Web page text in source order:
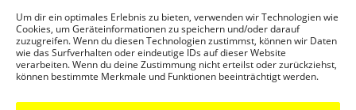
Um dir ein optimales Erlebnis zu bieten, verwenden wir Technologien wie
Cookies, um Geräteinformationen zu speichern und/oder darauf
zuzugreifen. Wenn du diesen Technologien zustimmst, können wir Daten
wie das Surfverhalten oder eindeutige IDs auf dieser Website
verarbeiten. Wenn du deine Zustimmung nicht erteilst oder zurückziehst,
können bestimmte Merkmale und Funktionen beeinträchtigt werden.
ORT
DAM SCHAUMAINKAI